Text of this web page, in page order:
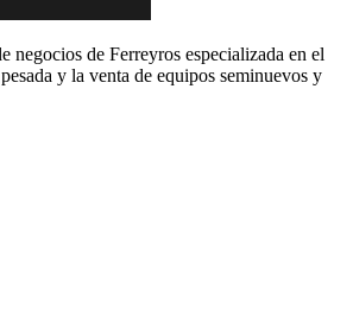
negocios de Ferreyros especializada en el
y la venta de equipos seminuevos y